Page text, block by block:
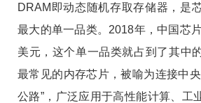
DRAM即动态随机存取存储器，是
最大的单一品类。2018年，中国芯
美元，这个单一品类就占到了其中
最常见的内存芯片，被喻为连接中
公路”，广泛应用于高性能计算、工